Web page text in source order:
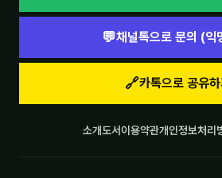
💬채널톡으로 문의 (익
🔗카톡으로 공유하
소개도서이용약관개인정보처리